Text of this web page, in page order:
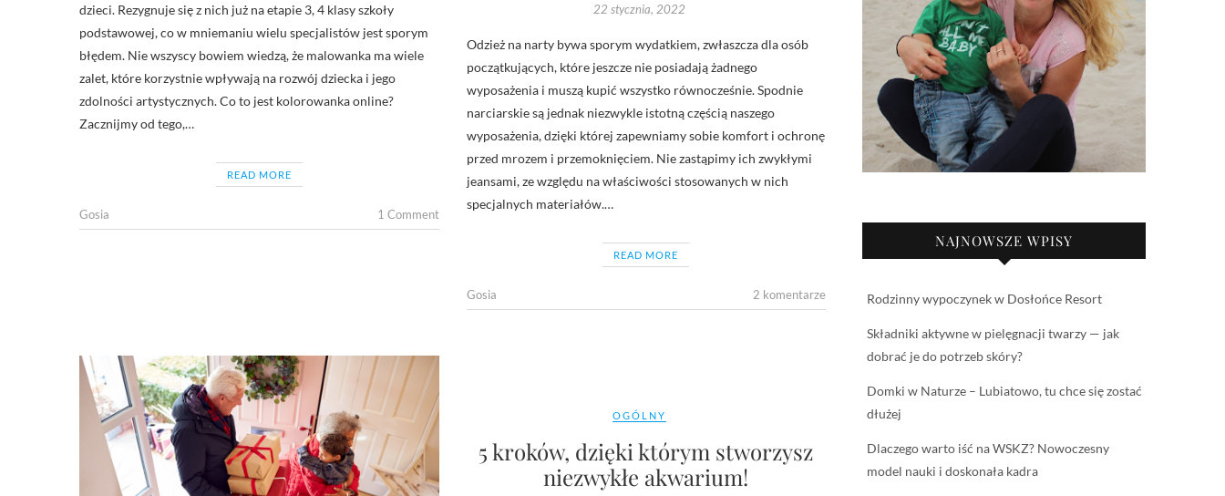
dzieci. Rezygnuje się z nich już na etapie 3, 4 klasy szkoły
podstawowej, co w mniemaniu wielu specjalistów jest sporym
błędem. Nie wszyscy bowiem wiedzą, że malowanka ma wiele
zalet, które korzystnie wpływają na rozwój dziecka i jego
zdolności artystycznych. Co to jest kolorowanka online?
Zacznijmy od tego,…
READ MORE
Gosia 1 Comment
22 stycznia, 2022
Odzież na narty bywa sporym wydatkiem, zwłaszcza dla osób
początkujących, które jeszcze nie posiadają żadnego
wyposażenia i muszą kupić wszystko równocześnie. Spodnie
narciarskie są jednak niezwykle istotną częścią naszego
wyposażenia, dzięki której zapewniamy sobie komfort i ochronę
przed mrozem i przemoknięciem. Nie zastąpimy ich zwykłymi
jeansami, ze względu na właściwości stosowanych w nich
specjalnych materiałów.…
READ MORE
Gosia 2 komentarze
OGÓLNY
5 kroków, dzięki którym stworzysz
niezwykłe akwarium!
NAJNOWSZE WPISY
Rodzinny wypoczynek w Dosłońce Resort
Składniki aktywne w pielęgnacji twarzy — jak
dobrać je do potrzeb skóry?
Domki w Naturze – Lubiatowo, tu chce się zostać
dłużej
Dlaczego warto iść na WSKZ? Nowoczesny
model nauki i doskonała kadra